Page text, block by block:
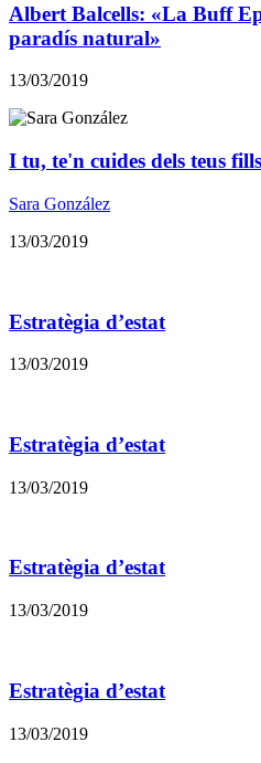
Albert Balcells: «La Buff
paradís natural»
13/03/2019
I tu, te'n cuides dels teus
Sara González
13/03/2019
Estratègia d’estat
13/03/2019
Estratègia d’estat
13/03/2019
Estratègia d’estat
13/03/2019
Estratègia d’estat
13/03/2019